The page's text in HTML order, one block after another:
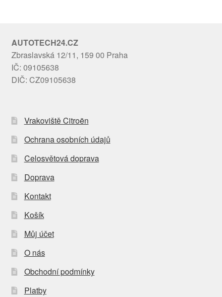
AUTOTECH24.CZ
Zbraslavská 12/11, 159 00 Praha
IČ: 09105638
DIČ: CZ09105638
Vrakoviště Citroën
Ochrana osobních údajů
Celosvětová doprava
Doprava
Kontakt
Košík
Můj účet
O nás
Obchodní podmínky
Platby